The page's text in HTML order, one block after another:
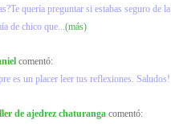
quería preguntar si estabas seguro de la
de chico que...(más)
comentó:
es un placer leer tus reflexiones. Saludos!
de ajedrez chaturanga comentó: